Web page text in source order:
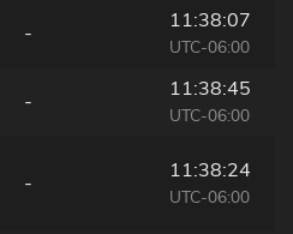
-
11:38:07
UTC-06:00
-
11:38:45
UTC-06:00
-
11:38:24
UTC-06:00